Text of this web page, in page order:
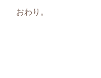
おわり。